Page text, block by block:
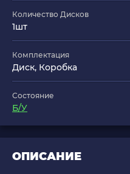
Количество Дисков
1шт
Комплектация
Диск, Коробка
Состояние
Б/У
ОПИСАНИЕ